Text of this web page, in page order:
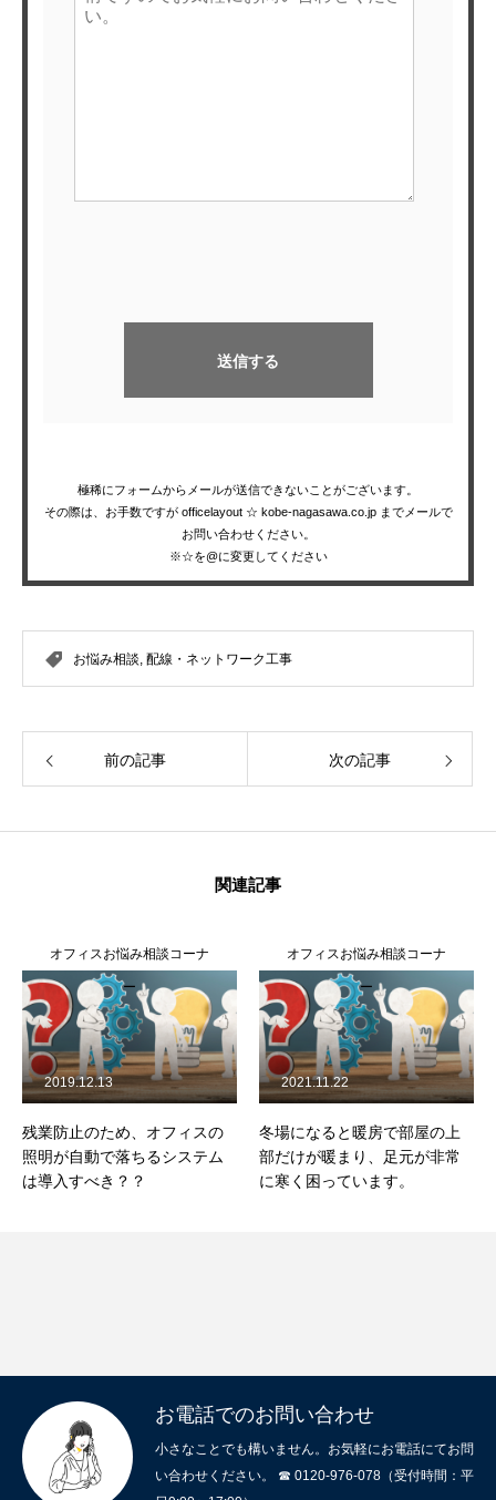
極稀にフォームからメールが送信できないことがございます。
その際は、お手数ですが officelayout ☆ kobe-nagasawa.co.jp までメールで
お問い合わせください。
※☆を@に変更してください
お悩み相談, 配線・ネットワーク工事
前の記事 次の記事
関連記事
オフィスお悩み相談コーナ
ー
残業防止のため、オフィスの
照明が自動で落ちるシステム
は導入すべき？？
2019.12.13
オフィスお悩み相談コーナ
ー
冬場になると暖房で部屋の上
部だけが暖まり、足元が非常
に寒く困っています。
2021.11.22
お電話でのお問い合わせ
小さなことでも構いません。お気軽にお電話にてお問
い合わせください。 ☎ 0120-976-078（受付時間：平